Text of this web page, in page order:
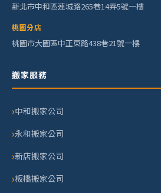
新北市中和區連城路265巷14弄5號一樓
桃園分店
桃園市大園區中正東路438巷21號一樓
搬家服務
中和搬家公司
永和搬家公司
新店搬家公司
板橋搬家公司